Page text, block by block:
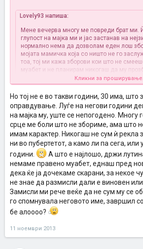
Lovely93 напиша:
Мене вечерва многу ме повреди брат ми.
глупост на мајка ми и јас застанав на
нормално нема да дозволам еден лош
мојата мамичка која со ништо не го
тоа, тој ми кажа зборови кои што не
муабет и не планирам никогаш да му
прозбори тој прв. Ако е постар, и јас имам
биде така ако сака, да видиме дали ќе
му биде криво и тоа наскоро, кога ќе му се
смее за глупости така да ѝ се дере на
за него до ден денес, иако нема обврска
со ништо ѝ нема помогнато, ама барем
Ќе си ја научи тој лекцијата. Пуста мајка
денар не би му дала после ова
Кликни за
Истото се случува кај нас понекогаш ... мн
во нервоза да и кажам нешто на мајка ми
кажам но верувај после 2 минути кога ќе
криво и и се извинувам А сестра ми има 18
како да знае се и мн избувнува за ништо се
сум на страната на мама и суп против неа
таков момент да не зборуваме 4-5 дена и
побара затоа што секогаш и е потребна
без мене
Кликни за
Но тој не е во такви години, 30 има, што
оправдување. Луѓе на негови години
на мајка му, уште се непогодено. Многу
срце ме боли што не збориме, ама што
имам карактер. Никогаш не сум ѝ рекла
ни во пубертетот, а камо ли па сега,
години.
А што е најлошо, држи
немаме правено муабет, еднаш пред
дека ќе ја дочекаме скарани, за некое
не знае да размисли дали е виновен или
Замисли ми рече веќе да не сум му се
го спомнувала неговото име, завршил
бе алоооо?
11 ноември 2013